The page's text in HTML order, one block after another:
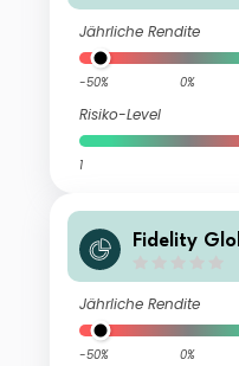
mulation
Jährliche Rendite
-50% 0%
Risiko-Level
1
Fidelity
mulation
Jährliche Rendite
-50% 0%